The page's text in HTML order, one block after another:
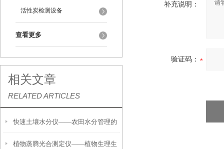
活性炭检测设备
查看更多
相关文章
RELATED ARTICLES
快速土壤水分仪——农田水分管理的
便携式检测工具
植物蒸腾光合测定仪——植物生理生
补充说明：
验证码：